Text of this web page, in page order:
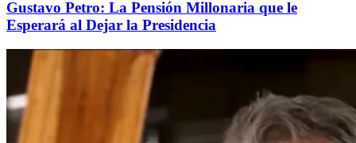
Gustavo Petro: La Pensión Millonaria que le
Esperará al Dejar la Presidencia